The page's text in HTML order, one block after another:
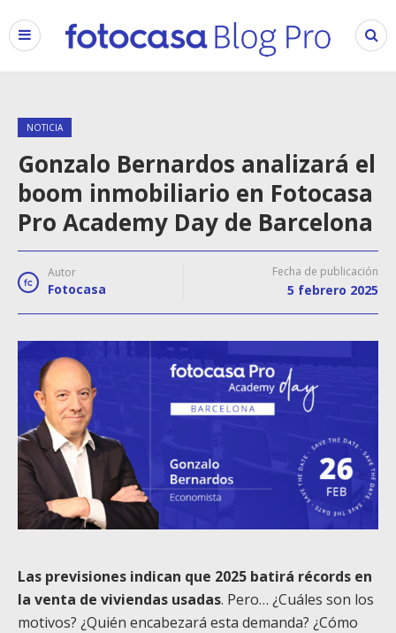
NOTICIA
Gonzalo Bernardos analizará el
boom inmobiliario en Fotocasa
Pro Academy Day de Barcelona
Autor
Fotocasa
Fecha de publicación
5 febrero 2025
Las previsiones indican que 2025 batirá récords en
la venta de viviendas usadas. Pero… ¿Cuáles son los
motivos? ¿Quién encabezará esta demanda? ¿Cómo